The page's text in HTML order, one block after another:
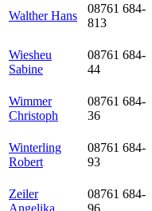
Walther Hans
08761 684-
813
Wiesheu
Sabine
08761 684-
44
Wimmer
Christoph
08761 684-
36
Winterling
Robert
08761 684-
93
Zeiler
Angelika
08761 684-
96